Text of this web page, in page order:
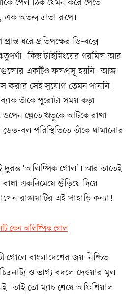
পেল ঠিক যেমন করে পেতে
অতন্দ্র ত্রাতা রূপে।
প্রান্ত ধরে প্রতিপক্ষের ডি-বক্সে
কিন্তু টাইমিংয়ের গরমিল আর
একটিও ফলপ্রসূ হয়নি। আজ
করার সেই সুযোগ তেমন পাননি।
তাঁকে পুরোটা সময় কড়া
ওপেন প্লেতে ঋতুকে আটকে রাখা
বল পরিস্থিতিতে তাঁকে থামানোর
দুরন্ত ‘অলিম্পিক গোল’। আর তাতেই
একনিমেষে গুঁড়িয়ে দিয়ে
রাঙামাটির এই পাহাড়ি কন্যা!
কেন অলিম্পিক গোল
গোলে বাংলাদেশের জয় নিশ্চিত
ও ভাগ্য বদলে দেওয়ার মূল
তাই তো ম্যাচ শেষে অফিশিয়াল